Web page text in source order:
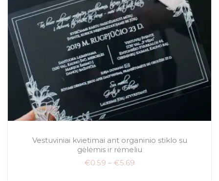
Vestuviniai kvietimai ant organinio stiklo su
gėlėmis ir rėmeliu
€0.59 – €5.69